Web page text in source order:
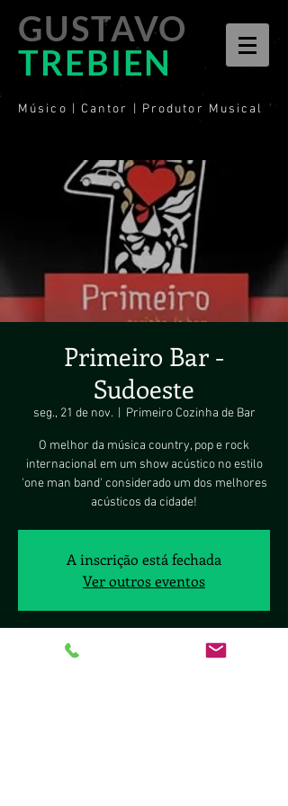
GUSTAVO
TREBIEN
Músico | Cantor | Produtor Musical
Primeiro Bar -
Sudoeste
seg., 21 de nov.
  |
Primeiro Cozinha de Bar
O melhor da música country, pop e rock
internacional em um show acústico no estilo
'one man band' considerado um dos melhores
acústicos da cidade!
A inscrição está fechada
Ver outros eventos
Horário e local